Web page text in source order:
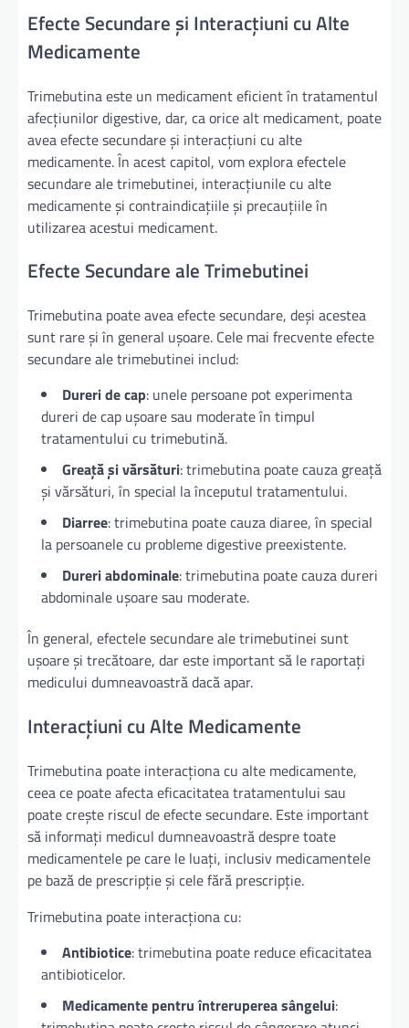
Efecte Secundare și Interacțiuni cu Alte
Medicamente
Trimebutina este un medicament eficient în tratamentul
afecțiunilor digestive, dar, ca orice alt medicament, poate
avea efecte secundare și interacțiuni cu alte
medicamente. În acest capitol, vom explora efectele
secundare ale trimebutinei, interacțiunile cu alte
medicamente și contraindicațiile și precauțiile în
utilizarea acestui medicament.
Efecte Secundare ale Trimebutinei
Trimebutina poate avea efecte secundare, deși acestea
sunt rare și în general ușoare. Cele mai frecvente efecte
secundare ale trimebutinei includ:
Dureri de cap: unele persoane pot experimenta
dureri de cap ușoare sau moderate în timpul
tratamentului cu trimebutină.
Greață și vărsături: trimebutina poate cauza greață
și vărsături, în special la începutul tratamentului.
Diarree: trimebutina poate cauza diaree, în special
la persoanele cu probleme digestive preexistente.
Dureri abdominale: trimebutina poate cauza dureri
abdominale ușoare sau moderate.
În general, efectele secundare ale trimebutinei sunt
ușoare și trecătoare, dar este important să le raportați
medicului dumneavoastră dacă apar.
Interacțiuni cu Alte Medicamente
Trimebutina poate interacționa cu alte medicamente,
ceea ce poate afecta eficacitatea tratamentului sau
poate crește riscul de efecte secundare. Este important
să informați medicul dumneavoastră despre toate
medicamentele pe care le luați, inclusiv medicamentele
pe bază de prescripție și cele fără prescripție.
Trimebutina poate interacționa cu:
Antibiotice: trimebutina poate reduce eficacitatea
antibioticelor.
Medicamente pentru întreruperea sângelui: